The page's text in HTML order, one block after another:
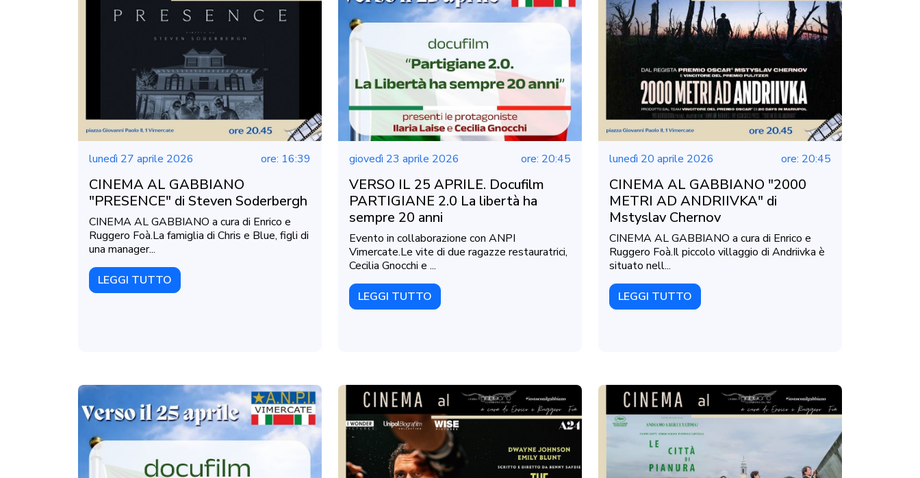
lunedì 27 aprile 2026 ore: 16:39
CINEMA AL GABBIANO
"PRESENCE" di Steven Soderbergh
CINEMA AL GABBIANO a cura di Enrico e
Ruggero Foà.La famiglia di Chris e Blue, figli di
una manager...
LEGGI TUTTO
giovedì 23 aprile 2026 ore: 20:45
VERSO IL 25 APRILE. Docufilm
PARTIGIANE 2.0 La libertà ha
sempre 20 anni
Evento in collaborazione con ANPI
Vimercate.Le vite di due ragazze restauratrici,
Cecilia Gnocchi e ...
LEGGI TUTTO
lunedì 20 aprile 2026 ore: 20:45
CINEMA AL GABBIANO "2000
METRI AD ANDRIIVKA" di
Mstyslav Chernov
CINEMA AL GABBIANO a cura di Enrico e
Ruggero Foà.Il piccolo villaggio di Andriivka è
situato nell...
LEGGI TUTTO